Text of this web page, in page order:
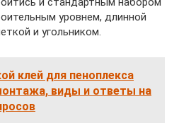
уровнем, длинной
и угольником.
клей для пеноплекса
виды и ответы на